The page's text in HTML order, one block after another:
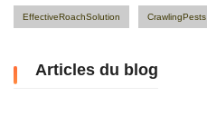
EffectiveRoachSolution CrawlingPests
Articles du blog